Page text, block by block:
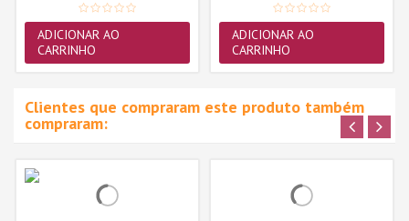
ADICIONAR AO
CARRINHO
ADICIONAR AO
CARRINHO
Clientes que compraram este produto também
compraram: